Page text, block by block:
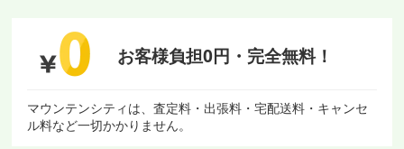
お客様負担0円・ 完全無料！
マウンテンシティは、査定料・出張料・宅配送料・キャンセ
ル料など一切かかりません。